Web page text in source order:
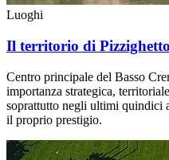
Luoghi
Il territorio di
Centro principale del Basso
importanza strategica,
soprattutto negli ultimi quindici
il proprio prestigio.